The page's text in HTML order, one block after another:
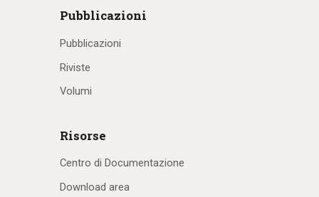
Pubblicazioni
Pubblicazioni
Riviste
Volumi
Risorse
Centro di Documentazione
Download area